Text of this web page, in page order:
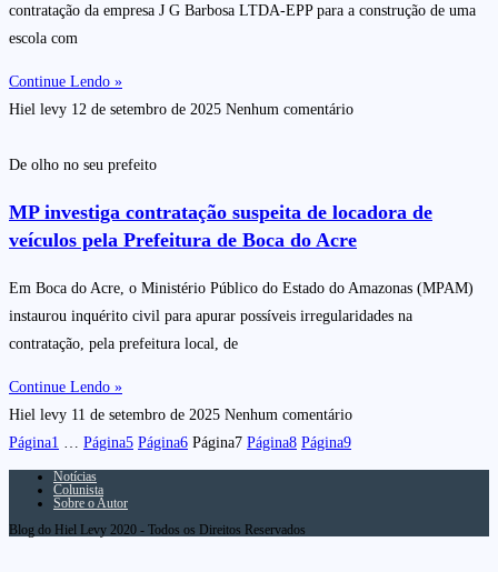
contratação da empresa J G Barbosa LTDA-EPP para a construção de uma
escola com
Continue Lendo »
Hiel levy 12 de setembro de 2025 Nenhum comentário
De olho no seu prefeito
MP investiga contratação suspeita de locadora de
veículos pela Prefeitura de Boca do Acre
Em Boca do Acre, o Ministério Público do Estado do Amazonas (MPAM)
instaurou inquérito civil para apurar possíveis irregularidades na
contratação, pela prefeitura local, de
Continue Lendo »
Hiel levy 11 de setembro de 2025 Nenhum comentário
Página1 Página5 Página6 Página7 Página8 Página9
Notícias
Colunista
Sobre o Autor
Blog do Hiel Levy 2020 - Todos os Direitos Reservados